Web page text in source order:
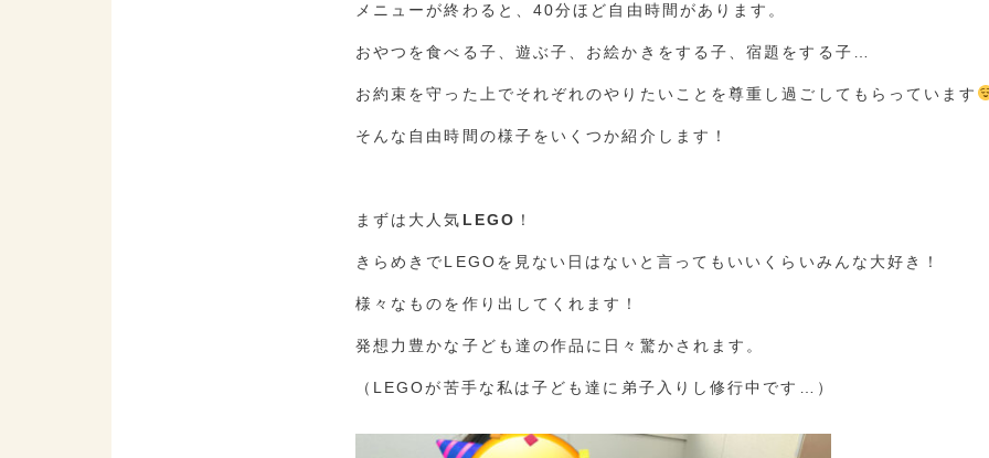
メニューが終わると、40分ほど自由時間があります。
おやつを食べる子、遊ぶ子、お絵かきをする子、宿題をする子…
お約束を守った上でそれぞれのやりたいことを尊重し過ごしてもらっています
そんな自由時間の様子をいくつか紹介します！
まずは大人気 LEGO ！
きらめきでLEGOを見ない日はないと言ってもいいくらいみんな大好き！
様々なものを作り出してくれます！
発想力豊かな子ども達の作品に日々驚かされます。
（LEGOが苦手な私は子ども達に弟子入りし修行中です…）